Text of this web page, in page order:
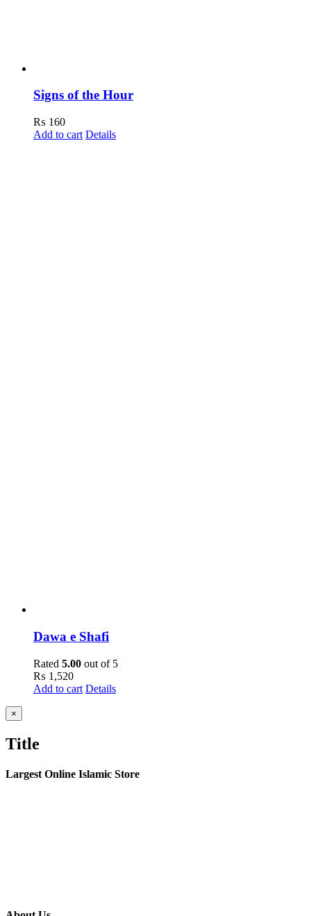
Signs of the Hour
₨ 160
Add to cart Details
Dawa e Shafi
Rated 5.00 out of 5
₨ 1,520
Add to cart Details
Close
product
view
×
Title
Largest Online Islamic Store